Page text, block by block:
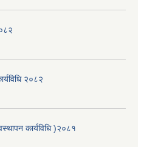
२०८२
कार्यविधि )२०८१